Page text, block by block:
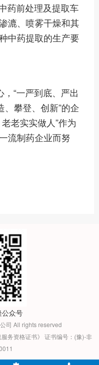
药前处理及提取车
漉、喷雾干燥和其
中药提取的生产要
“一严到底、严出
、攀登、创新”的企
老实实做人”作为
流制药企业而努
众号
司 All rights reserved
服务资格证书》 证书编号：(豫)-非